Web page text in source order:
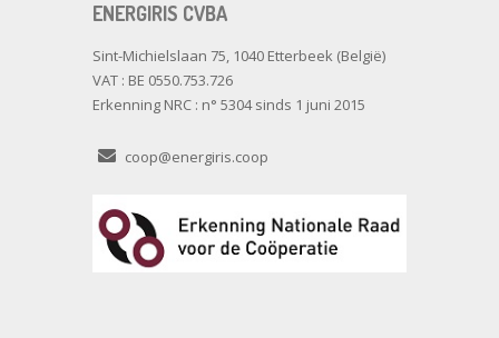
ENERGIRIS CVBA
Sint-Michielslaan 75, 1040 Etterbeek (België)
VAT : BE 0550.753.726
Erkenning NRC : n° 5304 sinds 1 juni 2015
coop@energiris.coop